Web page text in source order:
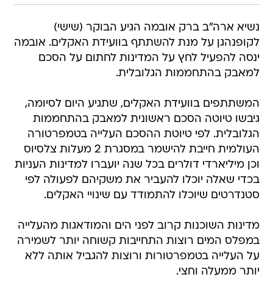
נשיא ארה"ב ברק אובמה הגיע הבוקר (שישי)
לקופנהגן על מנת להשתתף בוועידת האקלים. אובמה
ינסה להפעיל לחץ על המדינות לחתום על הסכם
למאבק בהתחממות הגלובלית.
המשתתפים בוועידת האקלים, שתגיע היום לסיומה,
גיבשו טיוטה הסכם ראשונית למאבק בהתחממות
הגלובלית. לפי טיוטת ההסכם העלייה בטמפרטורה
העולמית חייבת להישמר במסגרת 2 מעלות צלסיוס
וכן מיליארדי דולרים בכל שנה יועברו למדינות העניות
בכדי שאלה יוכלו להעביר את משקיהם לפעולה לפי
סטנדרטים שיוכלו להתמודד עם שינויי האקלים.
מדינות השוכנות קרוב לפני הים והמודאגות מהעלייה
במפלס המים רוצות התחייבות קשוחה יותר לשמירה
על העלייה בטמפרטורות ורוצות להגביל אותה ללא
יותר ממעלה וחצי.